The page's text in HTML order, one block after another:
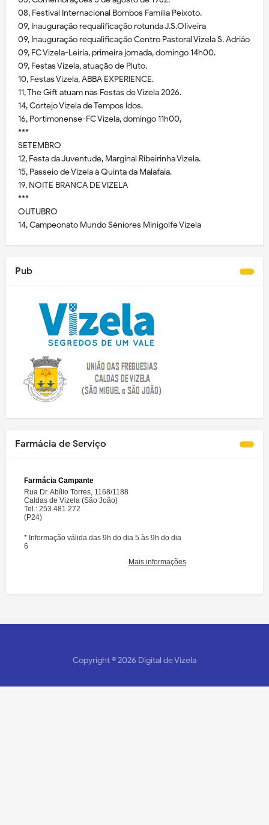
08, Festival Internacional Bombos Família Peixoto.
09, Inauguração requalificação rotunda J.S.Oliveira
09, Inauguração requalificação Centro Pastoral Vizela S. Adrião
09, FC Vizela-Leiria, primeira jornada, domingo 14h00.
09, Festas Vizela, atuação de Pluto.
10, Festas Vizela, ABBA EXPERIENCE.
11, The Gift atuam nas Festas de Vizela 2026.
14, Cortejo Vizela de Tempos Idos.
16, Portimonense-FC Vizela, domingo 11h00,
***
SETEMBRO
12, Festa da Juventude, Marginal Ribeirinha Vizela.
15, Passeio de Vizela à Quinta da Malafaia.
19, NOITE BRANCA DE VIZELA
***
OUTUBRO
14, Campeonato Mundo Séniores Minigolfe Vizela
Pub
Farmácia de Serviço
Copyright ©2026 Digital de Vizela